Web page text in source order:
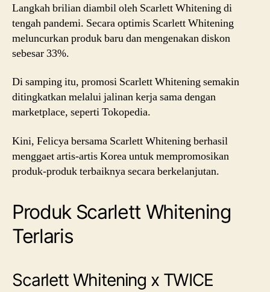
Langkah brilian diambil oleh Scarlett Whitening di
tengah pandemi. Secara optimis Scarlett Whitening
meluncurkan produk baru dan mengenakan diskon
sebesar 33%.
Di samping itu, promosi Scarlett Whitening semakin
ditingkatkan melalui jalinan kerja sama dengan
marketplace, seperti Tokopedia.
Kini, Felicya bersama Scarlett Whitening berhasil
menggaet artis-artis Korea untuk mempromosikan
produk-produk terbaiknya secara berkelanjutan.
Produk Scarlett Whitening
Terlaris
Scarlett Whitening x TWICE